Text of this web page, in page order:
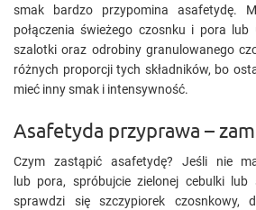
smak bardzo przypomina asafetydę.
połączenia świeżego czosnku i pora
szalotki oraz odrobiny granulowanego
różnych proporcji tych składników, bo
mieć inny smak i intensywność.
Asafetyda przyprawa –
Czym zastąpić asafetydę? Jeśli nie
lub pora, spróbujcie zielonej cebulki lub
sprawdzi się szczypiorek czosnkowy,